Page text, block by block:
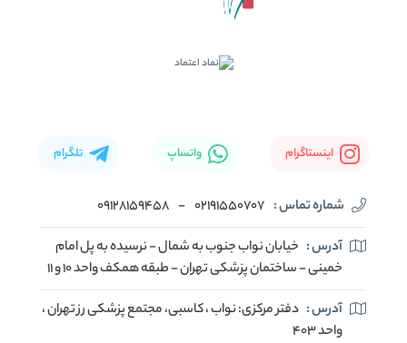
اینستاگرام واتساپ تلگرام
شماره تماس : 02191550707
-
09128159458
آدرس : خیابان نواب جنوب به شمال - نرسیده به پل امام
خمینی - ساختمان پزشکی تهران - طبقه همکف واحد ۱۰ و ۱۱
آدرس : دفتر مرکزی: نواب ، کاسبی، مجتمع پزشکی رز تهران ،
واحد ۴۰۳